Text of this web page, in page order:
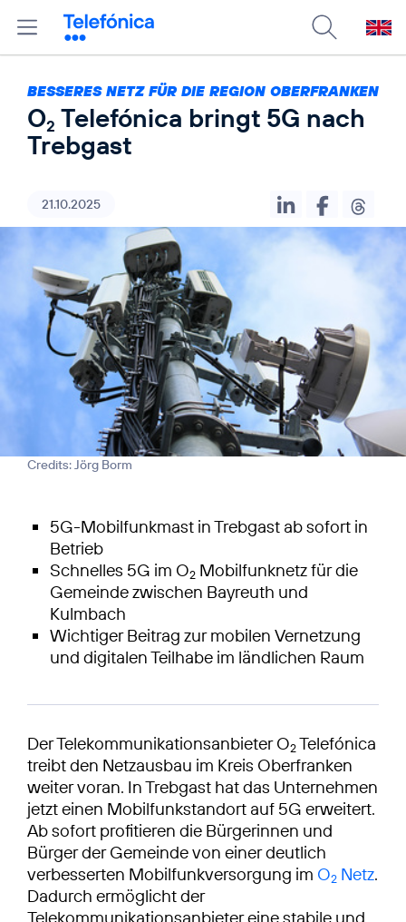
BESSERES NETZ FÜR DIE REGION OBERFRANKEN
O2 Telefónica bringt 5G nach
Trebgast
21.10.2025
Credits: Jörg Borm
5G-Mobilfunkmast in Trebgast ab sofort in
Betrieb
Schnelles 5G im O2 Mobilfunknetz für die
Gemeinde zwischen Bayreuth und
Kulmbach
Wichtiger Beitrag zur mobilen Vernetzung
und digitalen Teilhabe im ländlichen Raum
Der Telekommunikationsanbieter O2Telefónica
treibt den Netzausbau im Kreis Oberfranken
weiter voran. In Trebgast hat das Unternehmen
jetzt einen Mobilfunkstandort auf 5G erweitert.
Ab sofort profitieren die Bürgerinnen und
Bürger der Gemeinde von einer deutlich
verbesserten Mobilfunkversorgung im O2 Netz.
Dadurch ermöglicht der
Telekommunikationsanbieter eine stabile und